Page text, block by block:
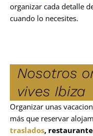
organizar cada detalle
cuando lo necesites.
Nosotros
vives Ibiza
Organizar unas
más que reservar
traslados,